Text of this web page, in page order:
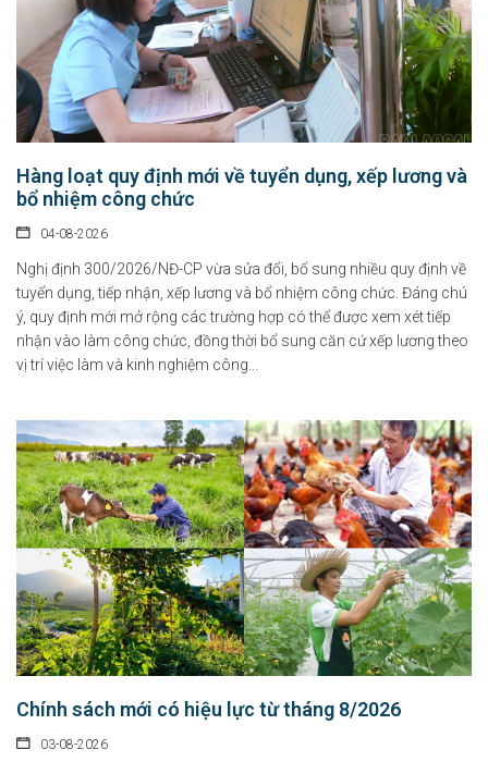
Hàng loạt quy định mới về tuyển dụng, xếp lương và
bổ nhiệm công chức
04-08-2026
Nghị định 300/2026/NĐ-CP vừa sửa đổi, bổ sung nhiều quy định về
tuyển dụng, tiếp nhận, xếp lương và bổ nhiệm công chức. Đáng chú
ý, quy định mới mở rộng các trường hợp có thể được xem xét tiếp
nhận vào làm công chức, đồng thời bổ sung căn cứ xếp lương theo
vị trí việc làm và kinh nghiệm công...
Chính sách mới có hiệu lực từ tháng 8/2026
03-08-2026